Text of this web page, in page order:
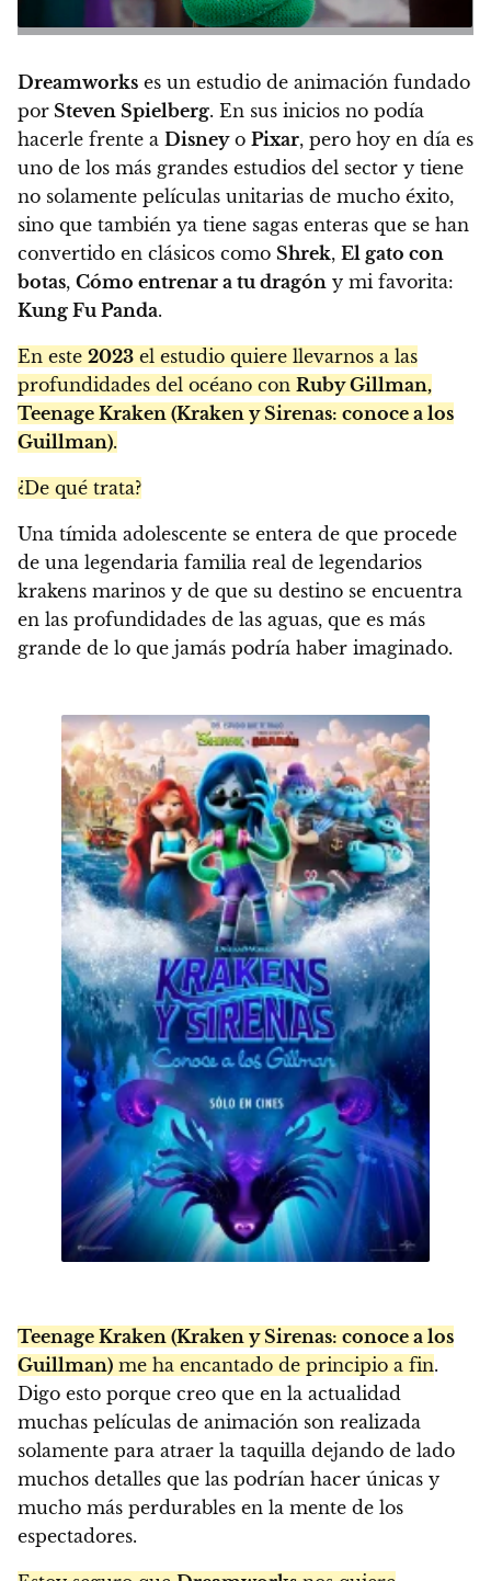
Dreamworks es un estudio de animación fundado
por Steven Spielberg. En sus inicios no podía
hacerle frente a Disneyo Pixar, pero hoy en día es
uno de los más grandes estudios del sector y tiene
no solamente películas unitarias de mucho éxito,
sino que también ya tiene sagas enteras que se han
convertido en clásicos como Shrek, El gato con
botas, Cómo entrenar a tu dragón y mi favorita:
Kung Fu Panda.
En este 2023 el estudio quiere llevarnos a las
profundidades del océano con Ruby Gillman,
Teenage Kraken (Kraken y Sirenas: conoce a los
Guillman).
¿De qué trata?
Una tímida adolescente se entera de que procede
de una legendaria familia real de legendarios
krakens marinos y de que su destino se encuentra
en las profundidades de las aguas, que es más
grande de lo que jamás podría haber imaginado.
Teenage Kraken (Kraken y Sirenas: conoce a los
Guillman) me ha encantado de principio a fin.
Digo esto porque creo que en la actualidad
muchas películas de animación son realizada
solamente para atraer la taquilla dejando de lado
muchos detalles que las podrían hacer únicas y
mucho más perdurables en la mente de los
espectadores.